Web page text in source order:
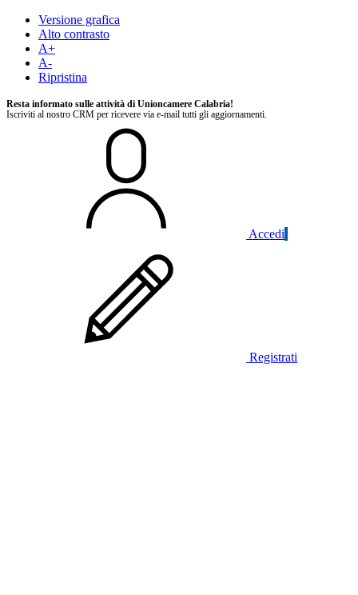
Versione grafica
Alto contrasto
A+
A-
Ripristina
Resta informato sulle attività di Unioncamere Calabria!
Iscriviti al nostro CRM per ricevere via e-mail tutti gli aggiornamenti.
Accedi
Registrati